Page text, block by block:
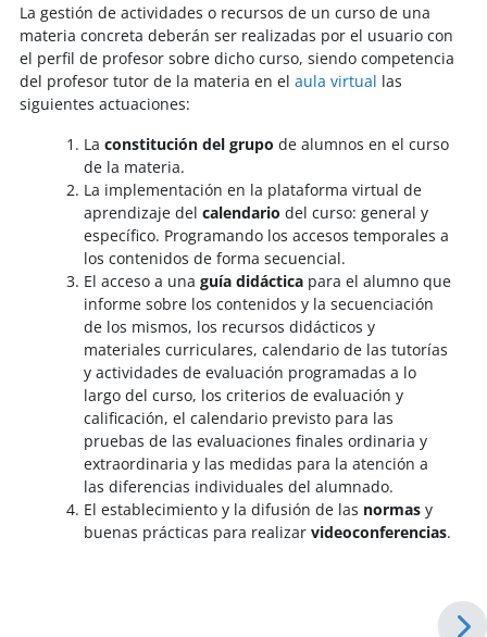
La gestión de actividades o recursos de un curso de una
materia concreta deberán ser realizadas por el usuario con
el perfil de profesor sobre dicho curso, siendo competencia
del profesor tutor de la materia en el aula virtual las
siguientes actuaciones:
La constitución del grupo de alumnos en el curso
de la materia.
La implementación en la plataforma virtual de
aprendizaje del calendario del curso: general y
específico. Programando los accesos temporales a
los contenidos de forma secuencial.
El acceso a una guía didácticapara el alumno que
informe sobre los contenidos y la secuenciación
de los mismos, los recursos didácticos y
materiales curriculares, calendario de las tutorías
y actividades de evaluación programadas a lo
largo del curso, los criterios de evaluación y
calificación, el calendario previsto para las
pruebas de las evaluaciones finales ordinaria y
extraordinaria y las medidas para la atención a
las diferencias individuales del alumnado.
El establecimiento y la difusión de las normas y
buenas prácticas para realizar videoconferencias.